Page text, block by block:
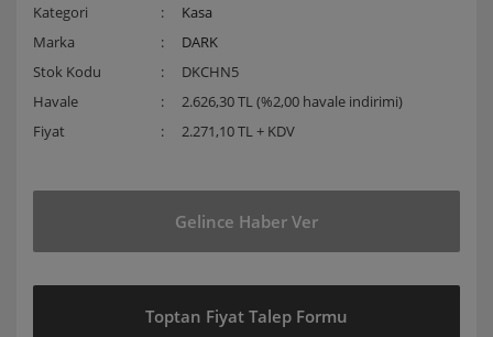
Kategori
Kasa
Marka
DARK
Stok Kodu
DKCHN5
Havale
2.626,30 TL (%2,00 havale indirimi)
Fiyat
2.271,10 TL + KDV
Gelince Haber Ver
Toptan Fiyat Talep Formu